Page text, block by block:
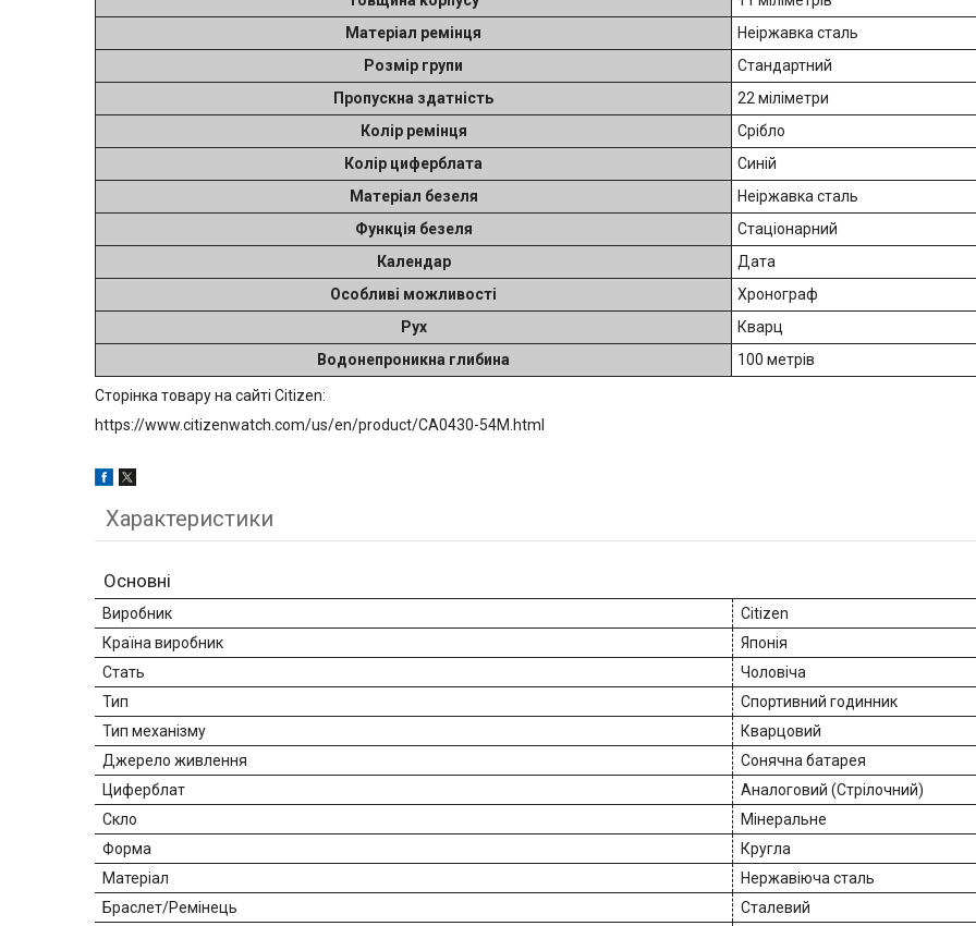
Матеріал ремінця
Неіржавка сталь
Розмір групи
Стандартний
Пропускна здатність
22 міліметри
Колір ремінця
Срібло
Колір циферблата
Синій
Матеріал безеля
Неіржавка сталь
Функція безеля
Стаціонарний
Календар
Дата
Особливі можливості
Хронограф
Рух
Кварц
Водонепроникна глибина
100 метрів
Сторінка товару на сайті Citizen:
https://www.citizenwatch.com/us/en/product/CA0430-54M.html
Характеристики
Основні
Виробник
Citizen
Країна виробник
Японія
Стать
Чоловіча
Тип
Спортивний годинник
Тип механізму
Кварцовий
Джерело живлення
Сонячна батарея
Циферблат
Аналоговий (Стрілочний)
Скло
Мінеральне
Форма
Кругла
Матеріал
Нержавіюча сталь
Браслет/Ремінець
Сталевий